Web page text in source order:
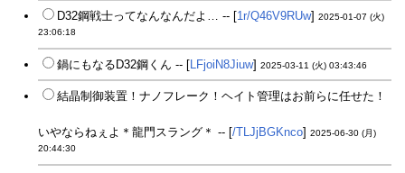
D32鋼戦士ってなんなんだよ… -- [1r/Q46V9RUw] 2025-01-07 (火)
23:06:18
鍋にもなるD32鋼くん -- [LFjoiN8Jiuw] 2025-03-11 (火) 03:43:46
結晶制御装置！ナノフレーク！ヘイト管理はお前らに任せた！
いやならねぇよ＊龍門スラング＊ -- [/TLJjBGKnco] 2025-06-30 (月)
20:44:30